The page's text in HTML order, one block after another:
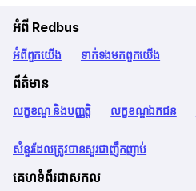
អំពី Redbus
អំពី​ពួក​យើង ទាក់ទង​មក​ពួក​យើង
ព័ត៌មាន
លក្ខខណ្ឌ និងបញ្ញត្តិ លក្ខខណ្ឌឯកជន
សំនួរដែលត្រូវបានសួរជាញឹកញាប់
គេហទំព័រជាសកល